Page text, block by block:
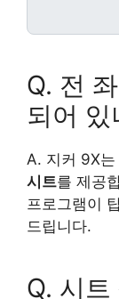
Q. 전
되어 있
A. 지커 9X는
시트를 제공
프로그램이
드립니다.
Q. 시